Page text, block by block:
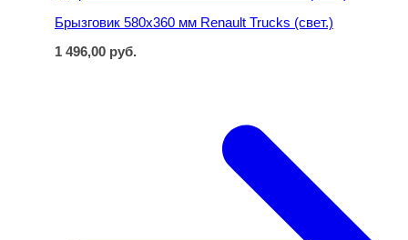
Брызговик 580х360 мм Renault Trucks (свет.)
1 496,00 руб.